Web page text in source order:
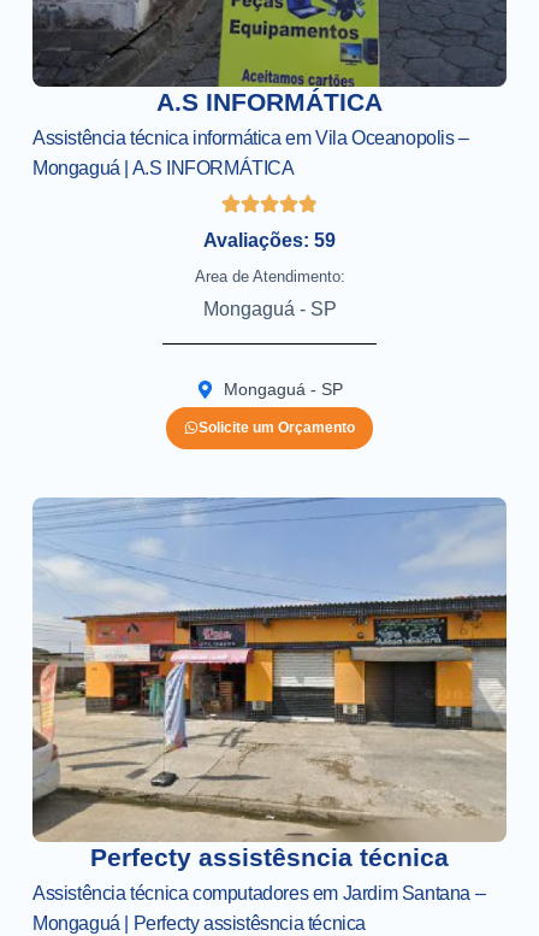
A.S INFORMÁTICA
Assistência técnica informática em Vila Oceanopolis –
Mongaguá | A.S INFORMÁTICA
Avaliações: 59
Area de Atendimento:
Mongaguá - SP
Mongaguá - SP
Solicite um Orçamento
Perfecty assistêsncia técnica
Assistência técnica computadores em Jardim Santana –
Mongaguá | Perfecty assistêsncia técnica